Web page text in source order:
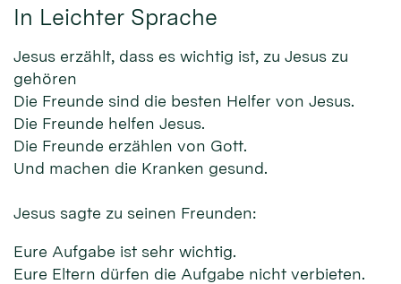
In Leichter Sprache
Jesus erzählt, dass es wichtig ist, zu Jesus zu
gehören
Die Freunde sind die besten Helfer von Jesus.
Die Freunde helfen Jesus.
Die Freunde erzählen von Gott.
Und machen die Kranken gesund.
Jesus sagte zu seinen Freunden:
Eure Aufgabe ist sehr wichtig.
Eure Eltern dürfen die Aufgabe nicht verbieten.